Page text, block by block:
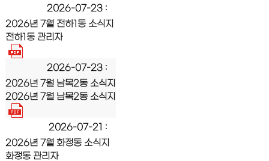
2026-07-23
2026년 7월 전하1동 소식지
전하1동 관리자
2026-07-23
2026년 7월 남목2동 소식지
2026년 7월 남목2동 소식지
2026-07-21
2026년 7월 화정동 소식지
화정동 관리자